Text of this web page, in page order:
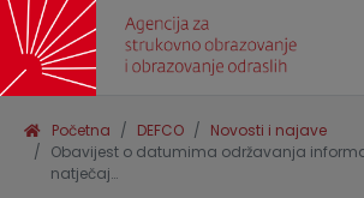
Početna DEFCO
Novosti i najave
Obavijest o datumima održavanja
natječaj…